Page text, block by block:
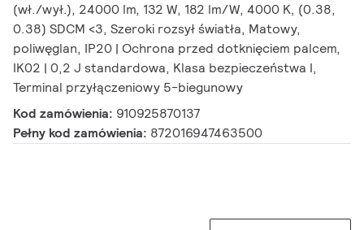
(wł./wył.), 24000 lm, 132 W, 182 lm/W, 4000 K, (0.38,
0.38) SDCM <3, Szeroki rozsył światła, Matowy,
poliwęglan, IP20 | Ochrona przed dotknięciem palcem,
IK02 | 0,2 J standardowa, Klasa bezpieczeństwa I,
Terminal przyłączeniowy 5-biegunowy
Kod zamówienia: 910925870137
Pełny kod zamówienia: 872016947463500